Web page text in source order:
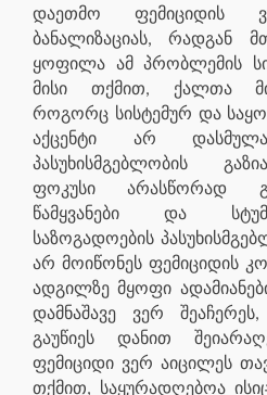
დაეთმო ფემიციდის
ბანალიზაციას, რადგან
ყოფილა ამ პრობლემის
მისი თქმით, ქალთა
როგორც სისტემურ და
აქცენტი არ
პასუხისმგებლობის
ფოკუსი არასწორად
წამყვანები და
საზოგადოების
არ მოიწონეს ფემიციდის
ადგილზე მყოფი
დამნაშავე ვერ
გაუწიეს დანით
ფემიციდი ვერ აიცილეს
თქმით, საყურადღებოა